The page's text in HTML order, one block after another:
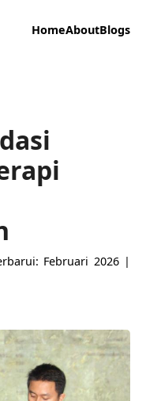
HomeAboutBlogs
Februari 2026 |